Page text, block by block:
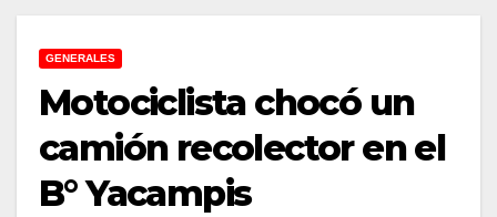
GENERALES
Motociclista chocó un
camión recolector en el
B° Yacampis